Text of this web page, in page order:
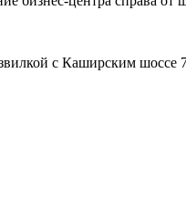
с Каширским шоссе